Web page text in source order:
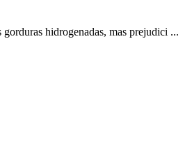
hidrogenadas, mas prejudici ...